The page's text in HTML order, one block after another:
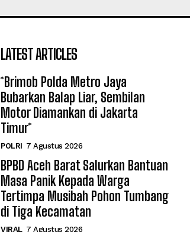
LATEST ARTICLES
*Brimob Polda Metro Jaya
Bubarkan Balap Liar, Sembilan
Motor Diamankan di Jakarta
Timur*
POLRI 7 Agustus 2026
BPBD Aceh Barat Salurkan Bantuan
Masa Panik Kepada Warga
Tertimpa Musibah Pohon Tumbang
di Tiga Kecamatan
VIRAL 7 Agustus 2026